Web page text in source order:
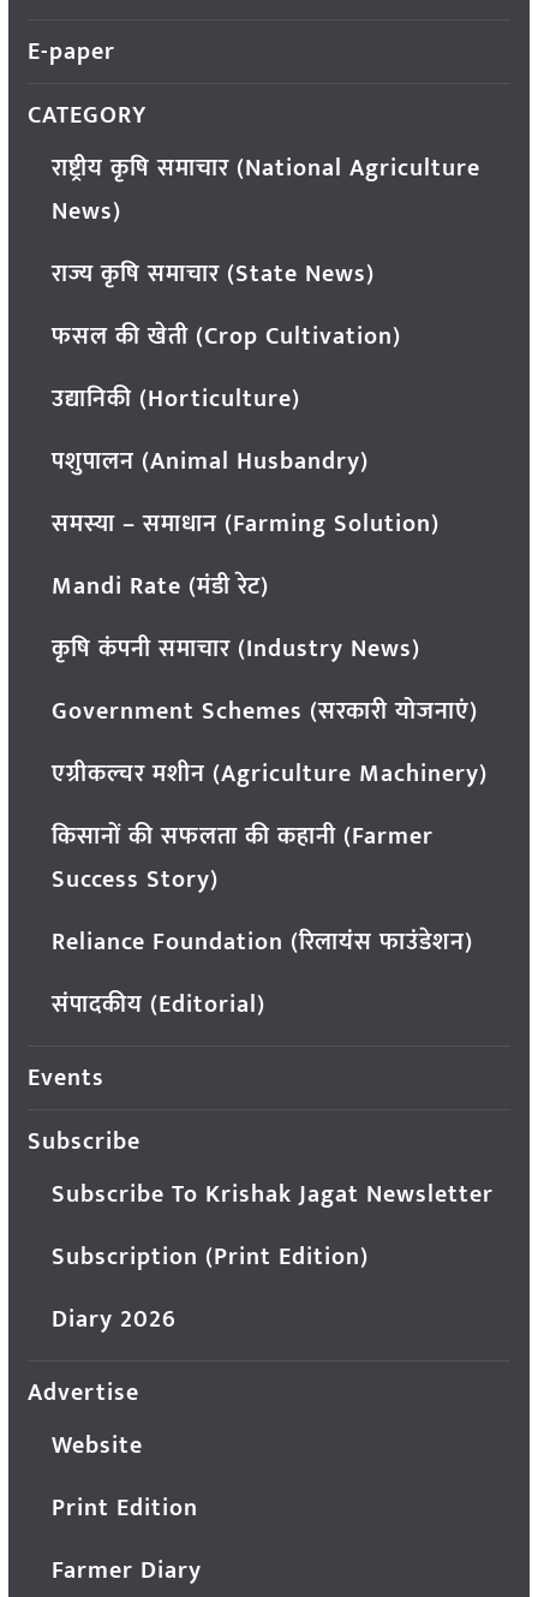
E-paper
CATEGORY
राष्ट्रीय कृषि समाचार (National Agriculture
News)
राज्य कृषि समाचार (State News)
फसल की खेती (Crop Cultivation)
उद्यानिकी (Horticulture)
पशुपालन (Animal Husbandry)
समस्या – समाधान (Farming Solution)
Mandi Rate (मंडी रेट)
कृषि कंपनी समाचार (Industry News)
Government Schemes (सरकारी योजनाएं)
एग्रीकल्चर मशीन (Agriculture Machinery)
किसानों की सफलता की कहानी (Farmer
Success Story)
Reliance Foundation (रिलायंस फाउंडेशन)
संपादकीय (Editorial)
Events
Subscribe
Subscribe To Krishak Jagat Newsletter
Subscription (Print Edition)
Diary 2026
Advertise
Website
Print Edition
Farmer Diary